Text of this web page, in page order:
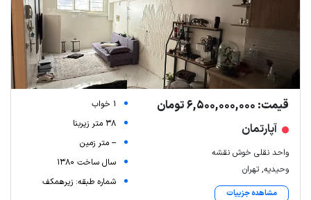
قیمت: 6,500,000,000 تومان
آپارتمان
واحد نقلی خوش نقشه
وحیدیه, تهران
مشاهده جزییات
1 خواب
38 متر زیربنا
-- متر زمین
سال ساخت 1380
شماره طبقه: زیرهمکف